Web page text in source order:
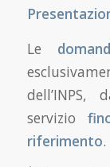
Le
dell’INPS,
servizio
riferimento.